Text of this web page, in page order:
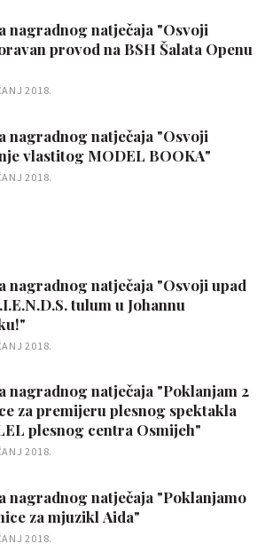
nagradnog natječaja "Osvoji
provod na BSH Šalata Openu
2018.
nagradnog natječaja "Osvoji
vlastitog MODEL BOOKA"
2018.
nagradnog natječaja "Osvoji upad
tulum u Johannu
2018.
nagradnog natječaja "Poklanjam 2
za premijeru plesnog spektakla
plesnog centra Osmijeh"
2018.
nagradnog natječaja "Poklanjamo
za mjuzikl Aida"
2018.